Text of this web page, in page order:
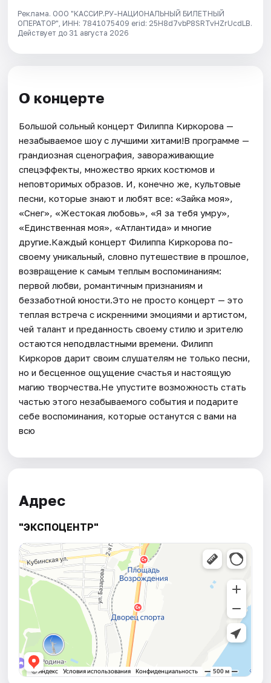
Реклама. ООО "КАССИР.РУ-НАЦИОНАЛЬНЫЙ БИЛЕТНЫЙ
ОПЕРАТОР", ИНН: 7841075409 erid: 25H8d7vbP8SRTvHZrUcdLB.
Действует до 31 августа 2026
О концерте
Большой сольный концерт Филиппа Киркорова —
незабываемое шоу с лучшими хитами!В программе —
грандиозная сценография, завораживающие
спецэффекты, множество ярких костюмов и
неповторимых образов. И, конечно же, культовые
песни, которые знают и любят все: «Зайка моя»,
«Снег», «Жестокая любовь», «Я за тебя умру»,
«Единственная моя», «Атлантида» и многие
другие.Каждый концерт Филиппа Киркорова по-
своему уникальный, словно путешествие в прошлое,
возвращение к самым теплым воспоминаниям:
первой любви, романтичным признаниям и
беззаботной юности.Это не просто концерт — это
теплая встреча с искренними эмоциями и артистом,
чей талант и преданность своему стилю и зрителю
остаются неподвластными времени. Филипп
Киркоров дарит своим слушателям не только песни,
но и бесценное ощущение счастья и настоящую
магию творчества.Не упустите возможность стать
частью этого незабываемого события и подарите
себе воспоминания, которые останутся с вами на
всю
Адрес
"ЭКСПОЦЕНТР"